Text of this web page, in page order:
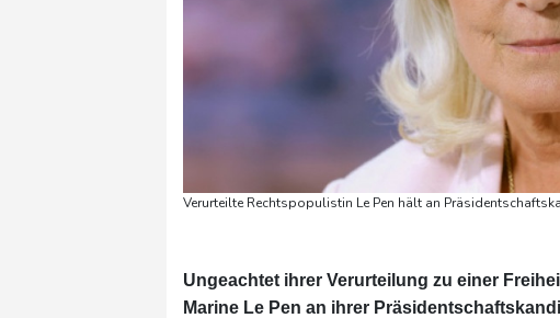
Verurteilte Rechtspopulistin Le Pen hält an
Ungeachtet ihrer Verurteilung zu einer
Marine Le Pen an ihrer